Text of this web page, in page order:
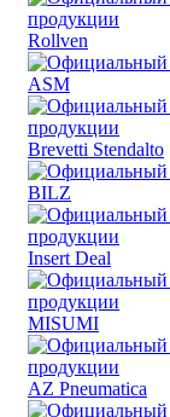
Rollven
ASM
Brevetti Stendalto
BILZ
Insert Deal
MISUMI
AZ Pneumatica